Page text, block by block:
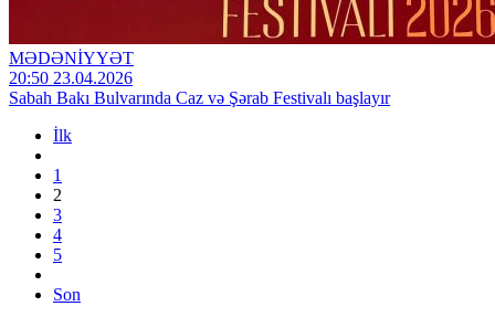
MƏDƏNİYYƏT
20:50 23.04.2026
Sabah Bakı Bulvarında Caz və Şərab Festivalı başlayır
İlk
1
2
3
4
5
Son